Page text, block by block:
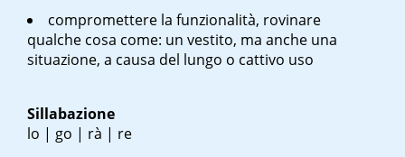
compromettere la funzionalità, rovinare
qualche cosa come: un vestito, ma anche una
situazione, a causa del lungo o cattivo uso
Sillabazione
lo | go | rà | re